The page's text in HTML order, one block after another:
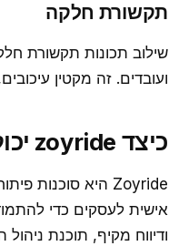
תקשורת חלקה
שילוב תכונות תקשורת
ועובדים. זה מקטין
כיצד zoyride יכול לעזור עם ניהול תחבורה עבור עובדים
אישית לעסקים כדי